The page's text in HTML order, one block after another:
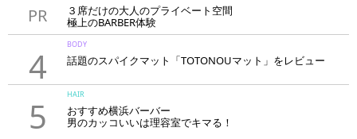
PR
３席だけの大人のプライベート空間
極上のBARBER体験
「LAVIE NEW STANDARD BARBER HANARE新宿店」
4
BODY
話題のスパイクマット「TOTONOUマット」をレビュー
5
HAIR
おすすめ横浜バーバー
男のカッコいいは理容室でキマる！